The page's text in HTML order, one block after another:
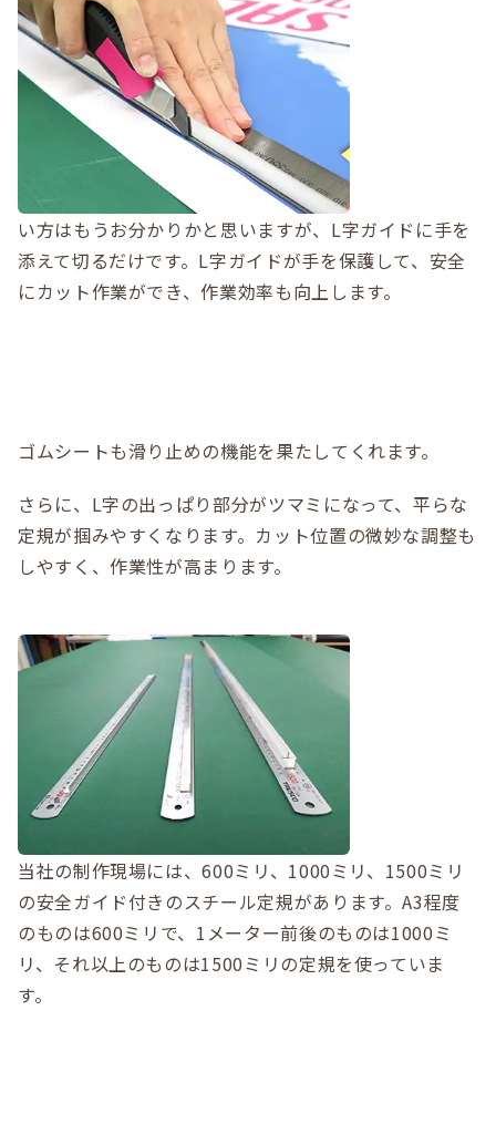
い方はもうお分かりかと思いますが、L字ガイドに手を
添えて切るだけです。L字ガイドが手を保護して、安全
にカット作業ができ、作業効率も向上します。
ゴムシートも滑り止めの機能を果たしてくれます。
さらに、L字の出っぱり部分がツマミになって、平らな
定規が掴みやすくなります。カット位置の微妙な調整も
しやすく、作業性が高まります。
当社の制作現場には、600ミリ、1000ミリ、1500ミリ
の安全ガイド付きのスチール定規があります。A3程度
のものは600ミリで、1メーター前後のものは1000ミ
リ、それ以上のものは1500ミリの定規を使っていま
す。